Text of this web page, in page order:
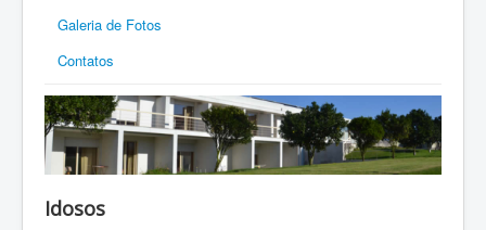
Galeria de Fotos
Contatos
Idosos